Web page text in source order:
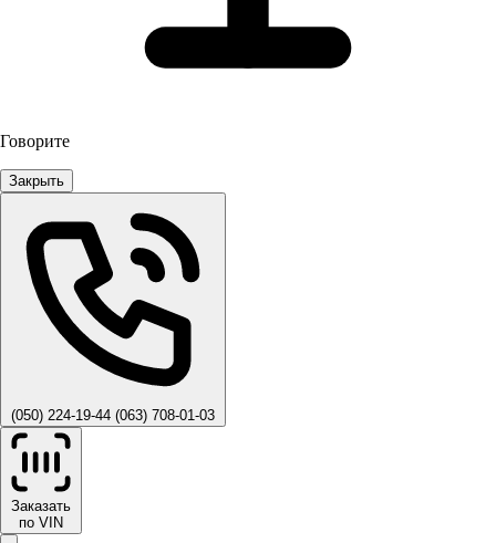
Говорите
Закрыть
(050) 224-19-44 (063) 708-01-03
Заказать
по VIN